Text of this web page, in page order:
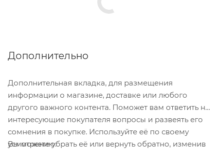
Дополнительно
Дополнительная вкладка, для размещения
информации о магазине, доставке или любого
другого важного контента. Поможет вам ответить на
интересующие покупателя вопросы и развеять его
сомнения в покупке. Используйте её по своему
усмотрению.
Вы можете убрать её или вернуть обратно, изменив